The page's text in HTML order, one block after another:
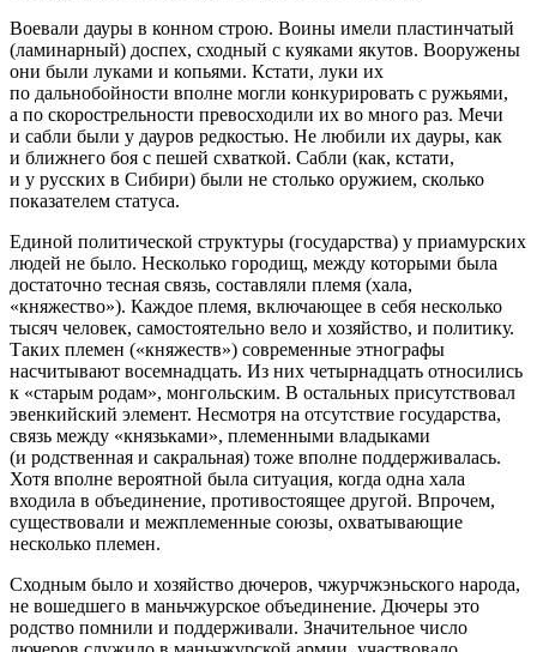
Воевали дауры в конном строю. Воины имели пластинчатый
(ламинарный) доспех, сходный с куяками якутов. Вооружены
они были луками и копьями. Кстати, луки их
по дальнобойности вполне могли конкурировать с ружьями,
а по скорострельности превосходили их во много раз. Мечи
и сабли были у дауров редкостью. Не любили их дауры, как
и ближнего боя с пешей схваткой. Сабли (как, кстати,
и у русских в Сибири) были не столько оружием, сколько
показателем статуса.
Единой политической структуры (государства) у приамурских
людей не было. Несколько городищ, между которыми была
достаточно тесная связь, составляли племя (хала,
«княжество»). Каждое племя, включающее в себя несколько
тысяч человек, самостоятельно вело и хозяйство, и политику.
Таких племен («княжеств») современные этнографы
насчитывают восемнадцать. Из них четырнадцать относились
к «старым родам», монгольским. В остальных присутствовал
эвенкийский элемент. Несмотря на отсутствие государства,
связь между «князьками», племенными владыками
(и родственная и сакральная) тоже вполне поддерживалась.
Хотя вполне вероятной была ситуация, когда одна хала
входила в объединение, противостоящее другой. Впрочем,
существовали и межплеменные союзы, охватывающие
несколько племен.
Сходным было и хозяйство дючеров, чжурчжэньского народа,
не вошедшего в маньчжурское объединение. Дючеры это
родство помнили и поддерживали. Значительное число